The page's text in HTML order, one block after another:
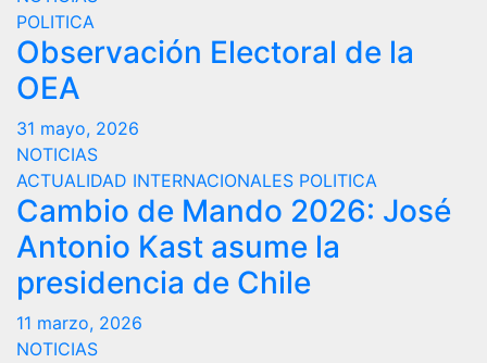
POLITICA
Observación Electoral de la
OEA
31 mayo, 2026
NOTICIAS
ACTUALIDAD INTERNACIONALES POLITICA
Cambio de Mando 2026: José
Antonio Kast asume la
presidencia de Chile
11 marzo, 2026
NOTICIAS